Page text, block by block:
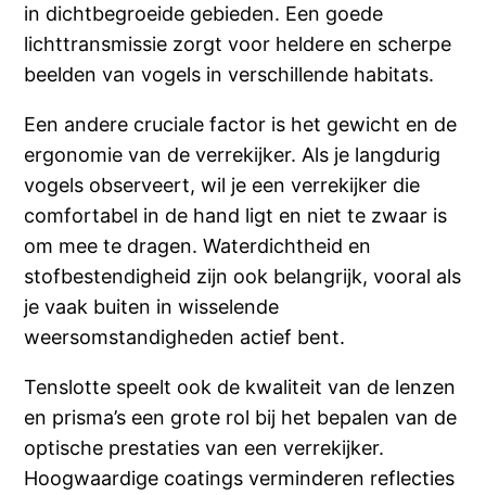
in dichtbegroeide gebieden. Een goede
lichttransmissie zorgt voor heldere en scherpe
beelden van vogels in verschillende habitats.
Een andere cruciale factor is het gewicht en de
ergonomie van de verrekijker. Als je langdurig
vogels observeert, wil je een verrekijker die
comfortabel in de hand ligt en niet te zwaar is
om mee te dragen. Waterdichtheid en
stofbestendigheid zijn ook belangrijk, vooral als
je vaak buiten in wisselende
weersomstandigheden actief bent.
Tenslotte speelt ook de kwaliteit van de lenzen
en prisma’s een grote rol bij het bepalen van de
optische prestaties van een verrekijker.
Hoogwaardige coatings verminderen reflecties